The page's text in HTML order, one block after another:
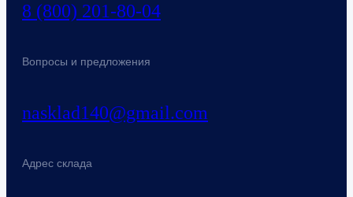
8 (800) 201-80-04
Вопросы и предложения
nasklad140@gmail.com
Адрес склада